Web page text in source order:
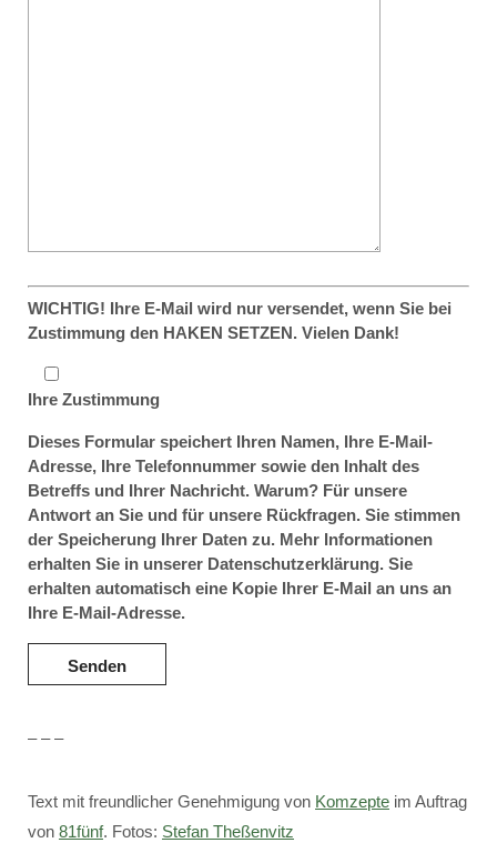
WICHTIG! Ihre E-Mail wird nur versendet, wenn Sie bei
Zustimmung den HAKEN SETZEN. Vielen Dank!
Ihre Zustimmung
Dieses Formular speichert Ihren Namen, Ihre E-Mail-
Adresse, Ihre Telefonnummer sowie den Inhalt des
Betreffs und Ihrer Nachricht. Warum? Für unsere
Antwort an Sie und für unsere Rückfragen. Sie stimmen
der Speicherung Ihrer Daten zu. Mehr Informationen
erhalten Sie in unserer Datenschutzerklärung. Sie
erhalten automatisch eine Kopie Ihrer E-Mail an uns an
Ihre E-Mail-Adresse.
– – –
Text mit freundlicher Genehmigung von Komzepte im Auftrag
von 81fünf. Fotos: Stefan Theßenvitz